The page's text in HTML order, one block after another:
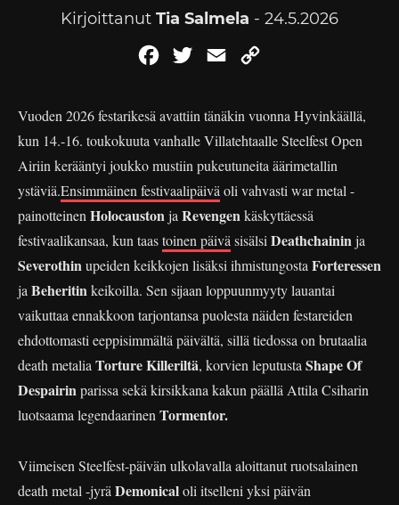
Kirjoittanut Tia Salmela - 24.5.2026
FacebookTwitterEmail
Vuoden 2026 festarikesä avattiin tänäkin vuonna Hyvinkäällä,
kun 14.-16. toukokuuta vanhalle Villatehtaalle Steelfest Open
Airiin kerääntyi joukko mustiin pukeutuneita äärimetallin
ystäviä.Ensimmäinen festivaalipäivä oli vahvasti war metal -
painotteinen Holocaustonja Revengenkäskyttäessä
festivaalikansaa, kun taastoinen päivä sisälsi Deathchaininja
Severothinupeiden keikkojen lisäksi ihmistungosta Forteressen
ja Beheritinkeikoilla. Sen sijaan loppuunmyyty lauantai
vaikuttaa ennakkoon tarjontansa puolesta näiden festareiden
ehdottomasti eeppisimmältä päivältä, sillä tiedossa on brutaalia
death metalia Torture Killeriltä, korvien leputusta Shape Of
Despairinparissa sekä kirsikkana kakun päällä Attila Csiharin
luotsaama legendaarinen Tormentor.
Viimeisen Steelfest-päivän ulkolavalla aloittanut ruotsalainen
death metal -jyrä Demonicaloli itselleni yksi päivän